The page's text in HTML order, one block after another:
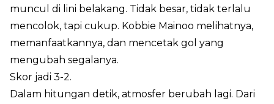
muncul di lini belakang. Tidak besar, tidak terlalu
mencolok, tapi cukup. Kobbie Mainoo melihatnya,
memanfaatkannya, dan mencetak gol yang
mengubah segalanya.
Skor jadi 3-2.
Dalam hitungan detik, atmosfer berubah lagi. Dari